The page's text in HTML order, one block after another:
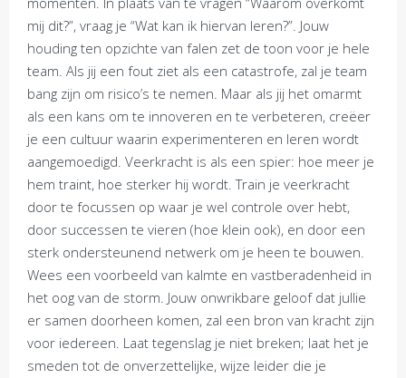
mij dit?”, vraag je “Wat kan ik hiervan leren?”. Jouw
houding ten opzichte van falen zet de toon voor je hele
team. Als jij een fout ziet als een catastrofe, zal je team
bang zijn om risico’s te nemen. Maar als jij het omarmt
als een kans om te innoveren en te verbeteren, creëer
je een cultuur waarin experimenteren en leren wordt
aangemoedigd. Veerkracht is als een spier: hoe meer je
hem traint, hoe sterker hij wordt. Train je veerkracht
door te focussen op waar je wel controle over hebt,
door successen te vieren (hoe klein ook), en door een
sterk ondersteunend netwerk om je heen te bouwen.
Wees een voorbeeld van kalmte en vastberadenheid in
het oog van de storm. Jouw onwrikbare geloof dat jullie
er samen doorheen komen, zal een bron van kracht zijn
voor iedereen. Laat tegenslag je niet breken; laat het je
smeden tot de onverzettelijke, wijze leider die je